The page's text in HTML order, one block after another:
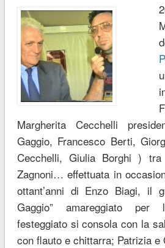
Margherita Cecchelli
Gaggio, Francesco Berti,
Cecchelli, Giulia Borghi )
Zagnoni… effettuata in
ottant’anni di Enzo Biagi, il
Gaggio” amareggiato
festeggiato si consola con la
con flauto e chittarra; Patrizia e